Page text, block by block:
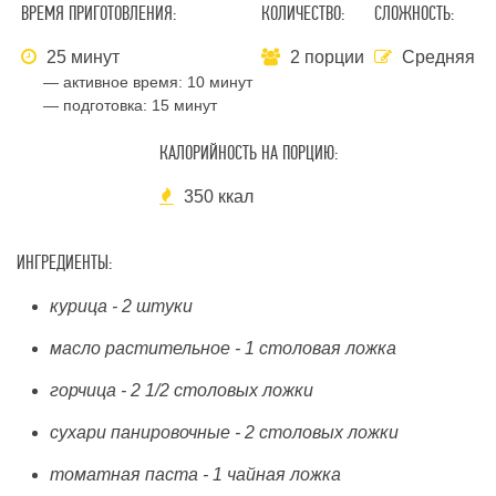
ВРЕМЯ ПРИГОТОВЛЕНИЯ:
25 минут
— активное время: 10 минут
— подготовка: 15 минут
КОЛИЧЕСТВО:
2 порции
СЛОЖНОСТЬ:
Средняя
КАЛОРИЙНОСТЬ НА ПОРЦИЮ:
350 ккал
ИНГРЕДИЕНТЫ:
курица - 2 штуки
масло растительное - 1 столовая ложка
горчица - 2 1/2 столовых ложки
сухари панировочные - 2 столовых ложки
томатная паста - 1 чайная ложка